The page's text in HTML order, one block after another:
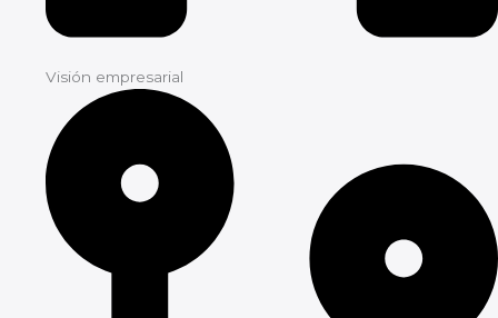
Visión empresarial